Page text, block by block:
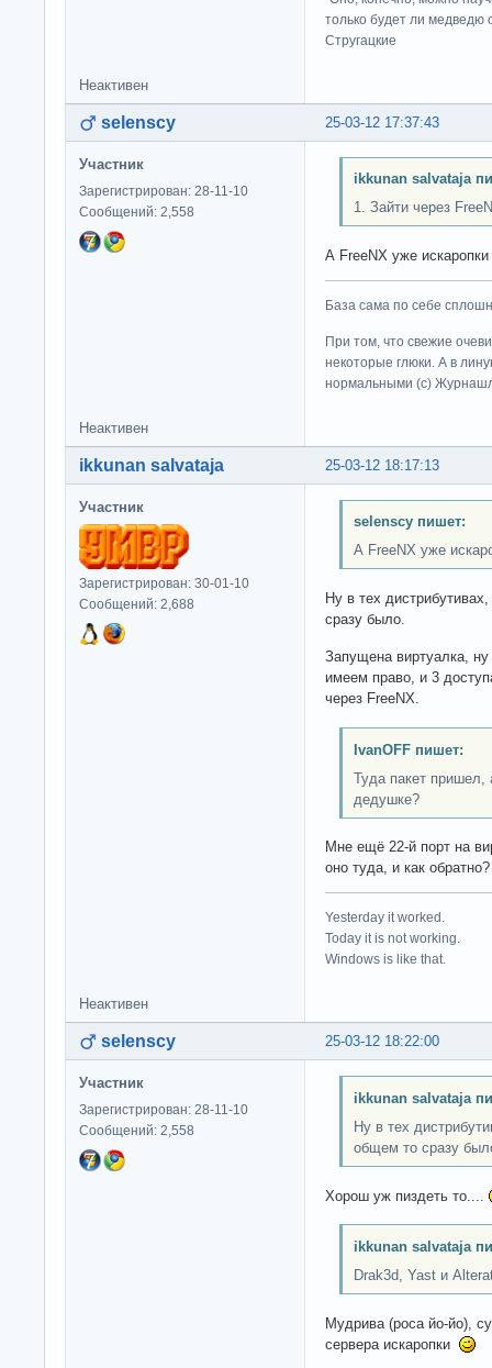
только будет ли медведю
Стругацкие
Неактивен
25-03-12 17:37:43
selenscy
Участник
Зарегистрирован: 28-11-10
Сообщений: 2,558
ikkunan salvataja
1. Зайти через
А FreeNX уже
База сама по себе
При том, что свежие
некоторые глюки. А в
нормальными (c)
Неактивен
25-03-12 18:17:13
ikkunan salvataja
Участник
Зарегистрирован: 30-01-10
Сообщений: 2,688
selenscy пишет:
А FreeNX уже
Ну в тех
сразу было.
Запущена виртуалка,
имеем право, и 3
через FreeNX.
IvanOFF пишет:
Туда пакет пришел,
дедушке?
Мне ещё 22-й порт на
оно туда, и как обратно?
Yesterday it worked.
Today it is not working.
Windows is like that.
Неактивен
25-03-12 18:22:00
selenscy
Участник
Зарегистрирован: 28-11-10
Сообщений: 2,558
ikkunan salvataja
Ну в тех
общем то сразу
Хорош уж пиздеть то....
ikkunan salvataja
Drak3d, Yast и
Мудрива (роса йо-йо),
сервера искаропки